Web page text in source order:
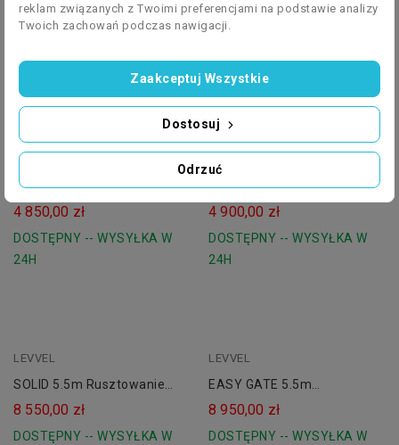
Aluminiowe Jezdne 290
LEVVEL
2 350,00 zł
24H
Aluminiowe Jezdne 290
LEVVEL
2 450,00 zł
24H
LEVVEL
SOLID 4m Rusztowanie
Aluminiowe Jezdne LEVVEL
380
4 850,00 zł
DOSTĘPNY -- WYSYŁKA W
24H
EASY GATE 3.8m
Rusztowanie Aluminiowe
Jezdne 380 LEVVEL
4 900,00 zł
DOSTĘPNY -- WYSYŁKA W
24H
LEVVEL
SOLID 5.5m Rusztowanie
Aluminiowe Jezdne LEVVEL
550
8 550,00 zł
DOSTĘPNY -- WYSYŁKA W
LEVVEL
EASY GATE 5.5m
Rusztowanie Aluminiowe
Jezdne 550 LEVVEL
8 950,00 zł
DOSTĘPNY -- WYSYŁKA W
reklam związanych z Twoimi preferencjami na podstawie analizy
Twoich zachowań podczas nawigacji.
Odrzuć
Dostosuj
Zaakceptuj Wszystkie